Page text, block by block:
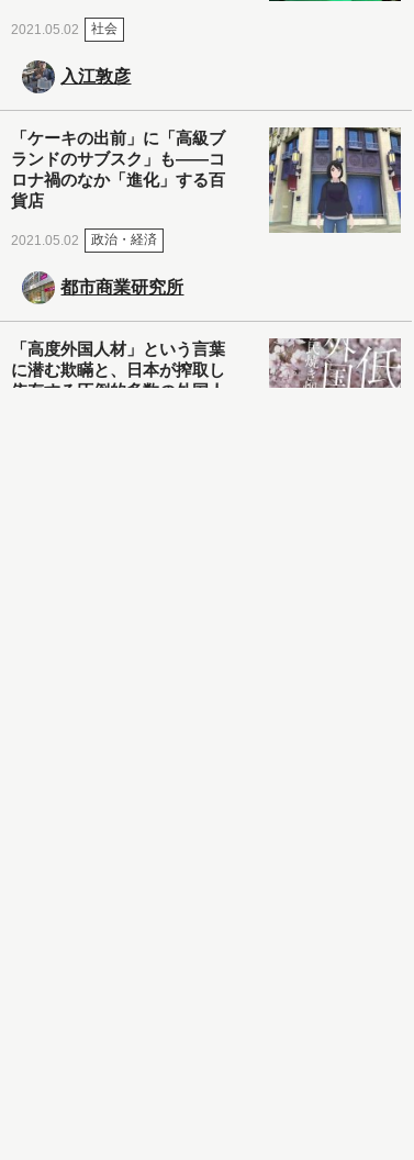
2021.05.02 社会
入江敦彦
「ケーキの出前」に「高級ブ
ランドのサブスク」も――コ
ロナ禍のなか「進化」する百
貨店
2021.05.02 政治・経済
都市商業研究所
「高度外国人材」という言葉
に潜む欺瞞と、日本が搾取し
依存する圧倒的多数の外国人